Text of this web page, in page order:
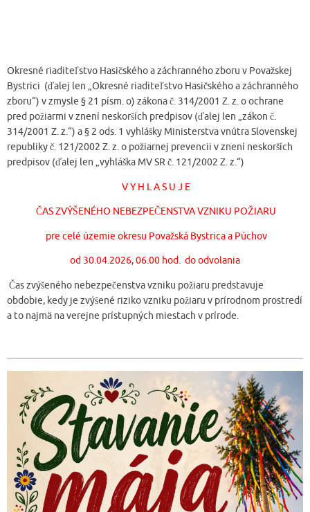
Okresné riaditeľstvo Hasičského a záchranného zboru v Považskej
Bystrici (ďalej len „Okresné riaditeľstvo Hasičského a záchranného
zboru“) v zmysle § 21 písm. o) zákona č. 314/2001 Z. z. o ochrane
pred požiarmi v znení neskorších predpisov (ďalej len „zákon č.
314/2001 Z. z.“) a § 2 ods. 1 vyhlášky Ministerstva vnútra Slovenskej
republiky č. 121/2002 Z. z. o požiarnej prevencii v znení neskorších
predpisov (ďalej len „vyhláška MV SR č. 121/2002 Z. z.“)
V Y H L A S U J E
ČAS ZVÝŠENÉHO NEBEZPEČENSTVA VZNIKU POŽIARU
pre celé územie okresu Považská Bystrica a Púchov
od 30.04.2026, 06.00 hod. do odvolania
Čas zvýšeného nebezpečenstva vzniku požiaru predstavuje
obdobie, kedy je zvýšené riziko vzniku požiaru v prírodnom prostredí
a to najmä na verejne prístupných miestach v prírode.